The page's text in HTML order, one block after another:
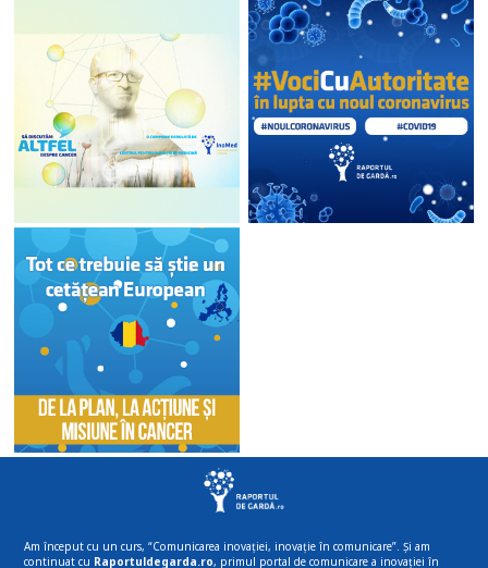
Am început cu un curs, “Comunicarea inovației, inovație în comunicare”. Și am
continuat cu Raportuldegarda.ro, primul portal de comunicare a inovației în